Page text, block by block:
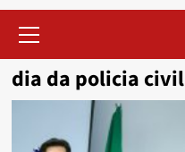
Menu
dia da policia civil